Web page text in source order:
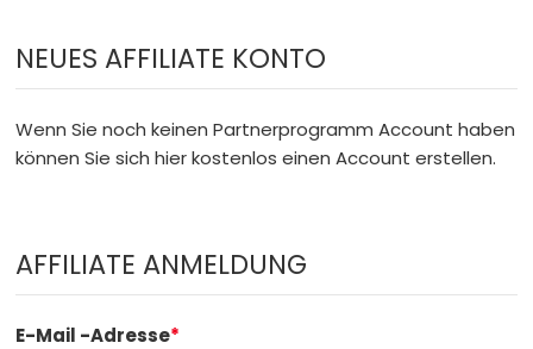
Dr. Feil Strategie
NEUES AFFILIATE KONTO
Wenn Sie noch keinen Partnerprogramm Account haben
können Sie sich hier kostenlos einen Account erstellen.
AFFILIATE ANMELDUNG
*
E-Mail -Adresse